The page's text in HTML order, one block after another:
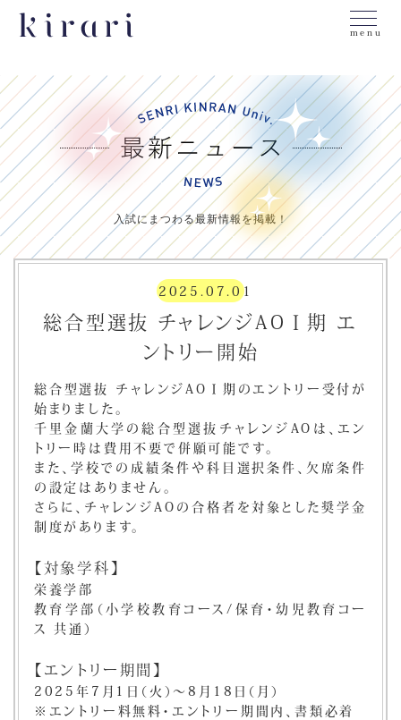
menu
入試にまつわる最新情報を掲載！
2025.07.01
総合型選抜 チャレンジAOⅠ期 エ
ントリー開始
総合型選抜 チャレンジAOⅠ期のエントリー受付が
始まりました。
千里金蘭大学の総合型選抜チャレンジAOは、エン
トリー時は費用不要で併願可能です。
また、学校での成績条件や科目選択条件、欠席条件
の設定はありません。
さらに、チャレンジAOの合格者を対象とした奨学金
制度があります。
【対象学科】
栄養学部
教育学部（小学校教育コース/保育・幼児教育コー
ス 共通）
【エントリー期間】
2025年7月1日（火）～8月18日（月）
※エントリー料無料・エントリー期間内、書類必着